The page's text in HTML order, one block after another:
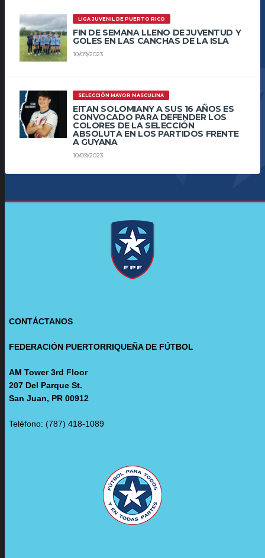
LIGA JUVENIL DE PUERTO RICO
FIN DE SEMANA LLENO DE JUVENTUD Y
GOLES EN LAS CANCHAS DE LA ISLA
10/09/2023
SELECCIÓN MAYOR MASCULINA
EITAN SOLOMIANY A SUS 16 AÑOS ES
CONVOCADO PARA DEFENDER LOS
COLORES DE LA SELECCIÓN
ABSOLUTA EN LOS PARTIDOS FRENTE
A GUYANA
10/09/2023
CONTÁCTANOS
FEDERACIÓN PUERTORRIQUEÑA DE FÚTBOL
AM Tower 3rd Floor
207 Del Parque St.
San Juan, PR 00912
Teléfono: (787) 418-1089